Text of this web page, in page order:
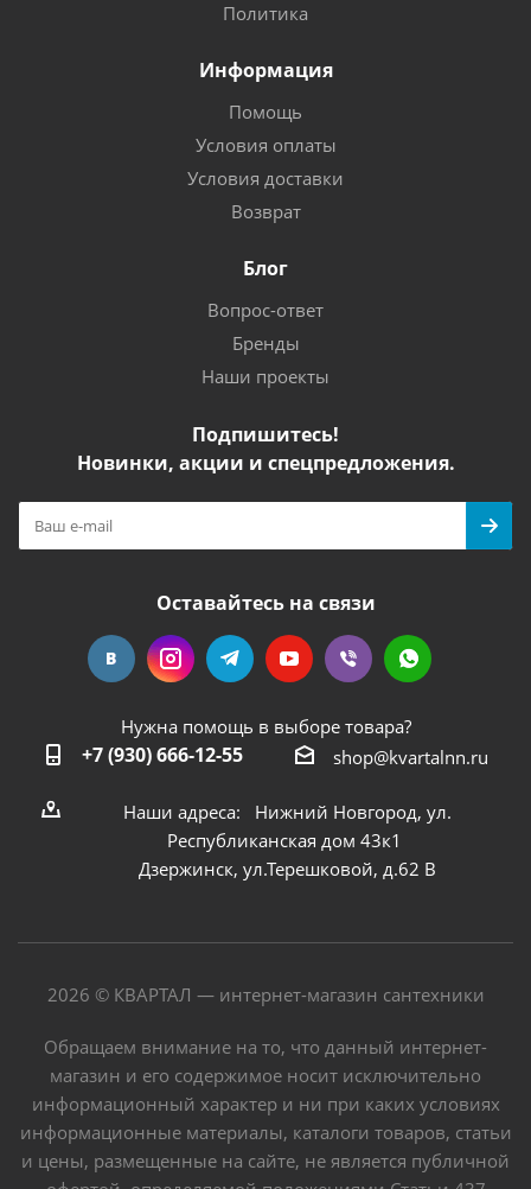
Политика
Информация
Помощь
Условия оплаты
Условия доставки
Возврат
Блог
Вопрос-ответ
Бренды
Наши проекты
Подпишитесь!
Новинки, акции и спецпредложения.
Оставайтесь на связи
Нужна помощь в выборе товара?
+7 (930) 666-12-55 shop@kvartalnn.ru
Наши адреса: Нижний Новгород, ул.
Республиканская дом 43к1
Дзержинск, ул.Терешковой, д.62 В
2026 © КВАРТАЛ — интернет-магазин сантехники
Обращаем внимание на то, что данный интернет-
магазин и его содержимое носит исключительно
информационный характер и ни при каких условиях
информационные материалы, каталоги товаров, статьи
и цены, размещенные на сайте, не является публичной